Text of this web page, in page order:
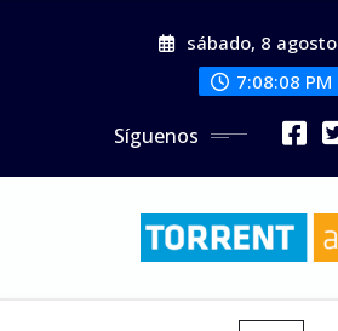
sábado, 8
7:08:10 PM
Síguenos